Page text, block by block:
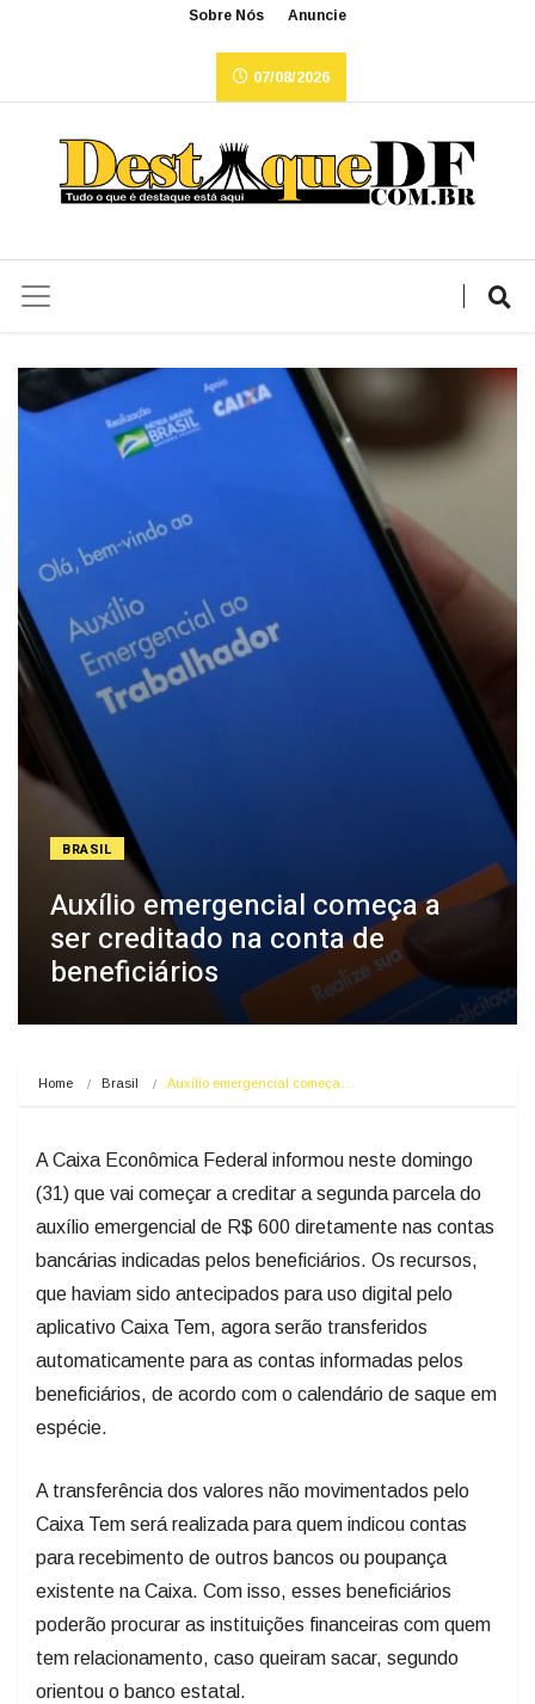
Sobre Nós Anuncie
07/08/2026
BRASIL
Auxílio emergencial começa a
ser creditado na conta de
beneficiários
Home Brasil Auxílio emergencial começa…
A Caixa Econômica Federal informou neste domingo
(31) que vai começar a creditar a segunda parcela do
auxílio emergencial de R$ 600 diretamente nas contas
bancárias indicadas pelos beneficiários. Os recursos,
que haviam sido antecipados para uso digital pelo
aplicativo Caixa Tem, agora serão transferidos
automaticamente para as contas informadas pelos
beneficiários, de acordo com o calendário de saque em
espécie.
A transferência dos valores não movimentados pelo
Caixa Tem será realizada para quem indicou contas
para recebimento de outros bancos ou poupança
existente na Caixa. Com isso, esses beneficiários
poderão procurar as instituições financeiras com quem
tem relacionamento, caso queiram sacar, segundo
orientou o banco estatal.